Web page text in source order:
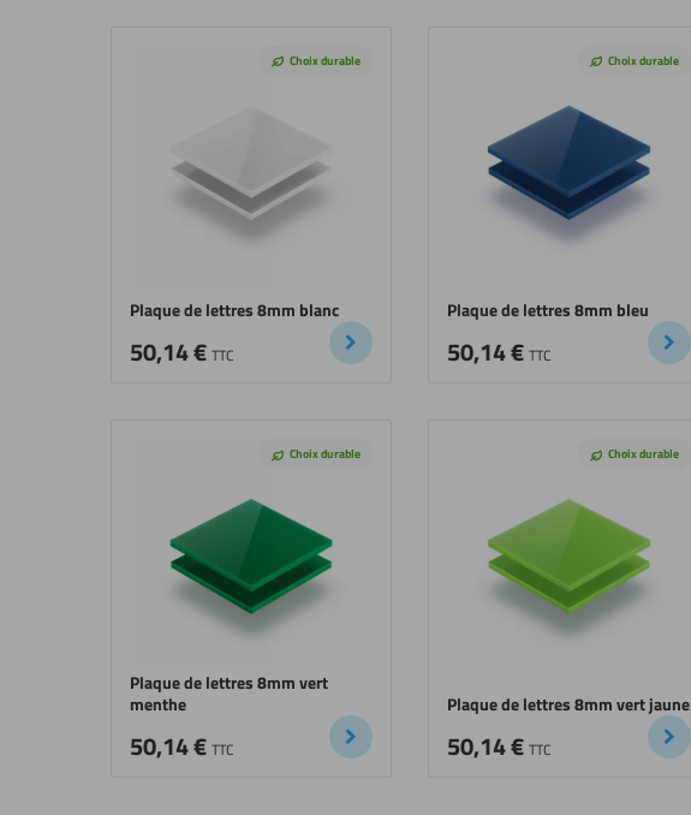
Plaque de lettres 8mm blanc
50,14€ TTC
Choix durable
Plaque de lettres 8mm bleu
50,14€ TTC
Choix durable
Plaque de lettres 8mm vert
menthe
50,14€ TTC
Choix durable
Plaque de lettres 8mm vert jaune
50,14€ TTC
Choix durable